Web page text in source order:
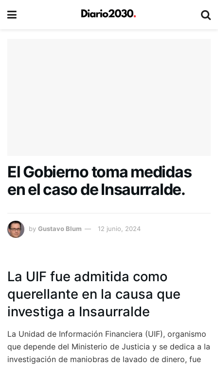
El Gobierno toma medidas
en el caso de Insaurralde.
by Gustavo Blum 12 junio, 2024
La UIF fue admitida como
querellante en la causa que
investiga a Insaurralde
La Unidad de Información Financiera (UIF), organismo
que depende del Ministerio de Justicia y se dedica a la
investigación de maniobras de lavado de dinero, fue